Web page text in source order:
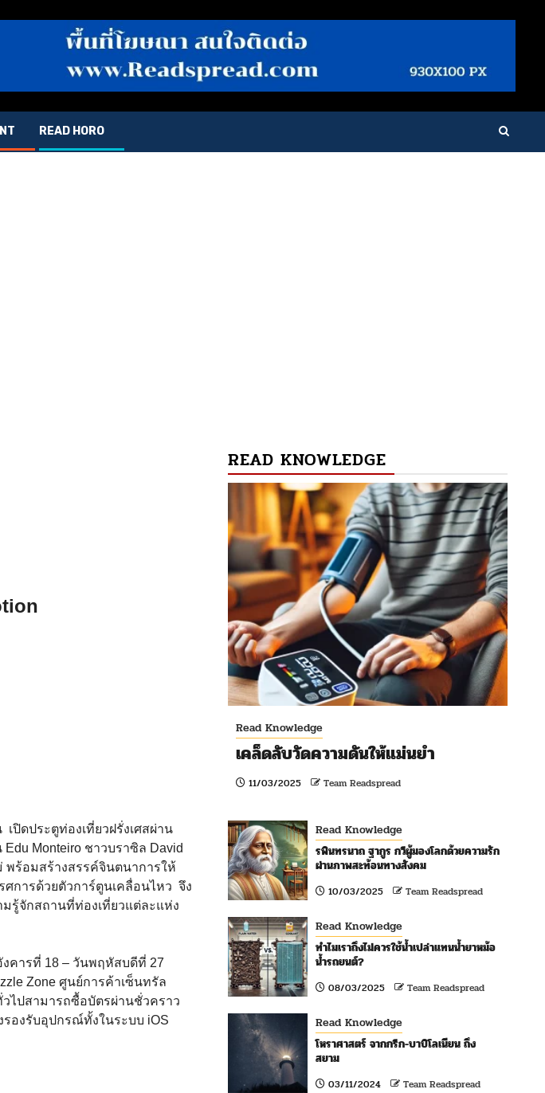
READ HORO
ดประตูท่องเที่ยวฝรั่งเศสผ่าน
Monteiro ชาวบราซิล David
พร้อมสร้างสรรค์จินตนาการให้
การด้วยตัวการ์ตูนเคลื่อนไหว จึง
รู้จักสถานที่ท่องเที่ยวแต่ละแห่ง
คารที่ 18 – วันพฤหัสบดีที่ 27
Zone ศูนย์การค้าเซ็นทรัล
ไปสามารถซื้อบัตรผ่านชั่วคราว
องรับอุปกรณ์ทั้งในระบบ iOS
READ KNOWLEDGE
Read Knowledge
เคล็ดลับวัดความดันให้แม่นยำ
11/03/2025 Team Readspread
Read Knowledge
รพินทรนาถ ฐากูร กวีผู้มองโลกด้วยความรัก
ผ่านภาพสะท้อนทางสังคม
10/03/2025 Team Readspread
Read Knowledge
ทำไมเราถึงไม่ควรใช้น้ำเปล่าแทนน้ำยาหม้อ
น้ำรถยนต์?
08/03/2025 Team Readspread
Read Knowledge
โหราศาสตร์ จากกรีก-บาบิโลเนียน ถึง
สยาม
03/11/2024 Team Readspread